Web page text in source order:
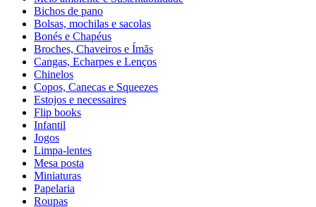
Bichos de pano
Bolsas, mochilas e sacolas
Bonés e Chapéus
Broches, Chaveiros e Ímãs
Cangas, Echarpes e Lenços
Chinelos
Copos, Canecas e Squeezes
Estojos e necessaires
Flip books
Infantil
Jogos
Limpa-lentes
Mesa posta
Miniaturas
Papelaria
Roupas